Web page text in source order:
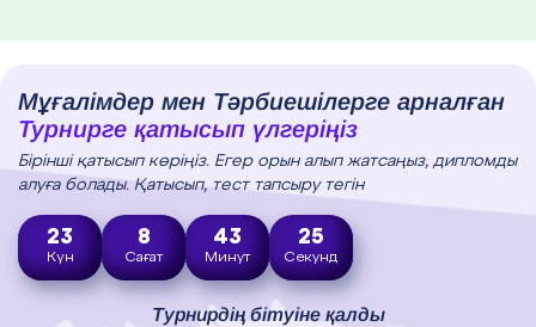
Мұғалімдер мен Тәрбиешілерге арналған
Турнирге қатысып үлгеріңіз
Бірінші қатысып көріңіз. Егер орын алып жатсаңыз, дипломды
алуға болады. Қатысып, тест тапсыру тегін
23
Күн
8
Сағат
43
Минут
24
Секунд
Турнирдің бітуіне қалды